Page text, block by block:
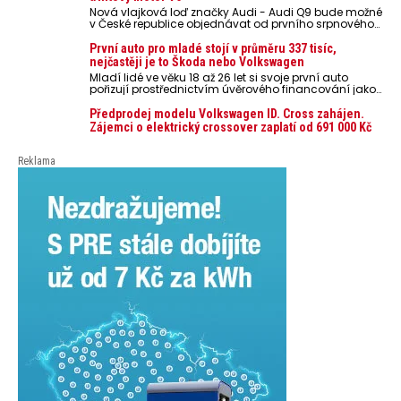
poškodit elektroniku a ve výjimečných případech i
zvýšit riziko požáru.
Nová vlajková loď značky Audi - Audi Q9 bude možné
v České republice objednávat od prvního srpnového
První auto pro mladé stojí v průměru 337 tisíc,
nejčastěji je to Škoda nebo Volkswagen
Mladí lidé ve věku 18 až 26 let si svoje první auto
pořizují prostřednictvím úvěrového financování jako
auto. Průměrná pořizovací cena vozu dosahuje 337
tisíc korun a průměrná financovaná částka
přesahuje 251 tisíc korun. Vyplývá to z dat Leasingu
Předprodej modelu Volkswagen ID. Cross zahájen.
Zájemci o elektrický crossover zaplatí od 691 000 Kč
Reklama